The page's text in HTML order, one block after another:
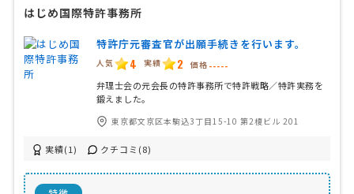
はじめ国際特許事務所
特許庁元審査官が出願手続きを行います。
人気 4 実績 2 価格 -----
弁理士会の元会長の特許事務所で特許戦略／特許実務を
鍛えました。
東京都文京区本駒込3丁目15-10 第2榎ビル 201
実績(1) クチコミ(8)